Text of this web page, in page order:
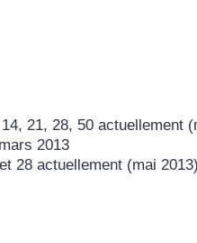
21, 28, 50 actuellement
2013
28 actuellement (mai 2013)